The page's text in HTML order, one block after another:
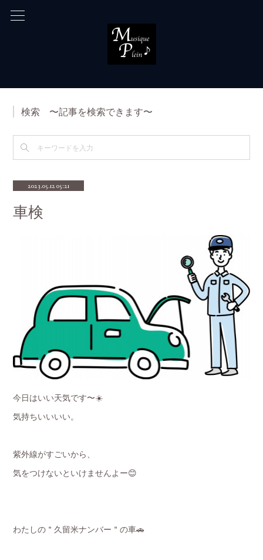
検索 〜記事を検索できます〜
2023.05.12 05:21
車検
今日はいい天気です〜☀️
気持ちいいいい。
紫外線がすごいから、
気をつけないといけませんよー😊
わたしの＂久留米ナンバー＂の車🚗